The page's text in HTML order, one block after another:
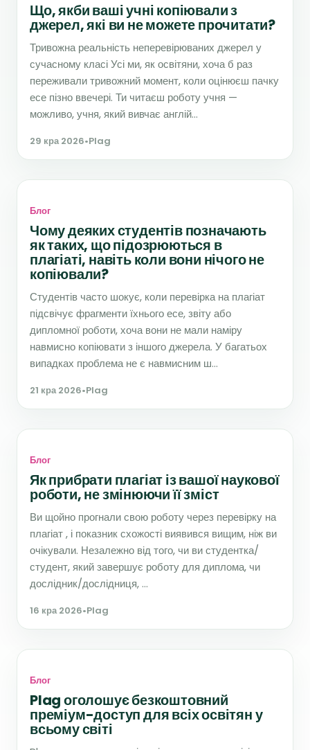
Що, якби ваші учні копіювали з
джерел, які ви не можете прочитати?
Тривожна реальність неперевірюваних джерел у
сучасному класі Усі ми, як освітяни, хоча б раз
переживали тривожний момент, коли оцінюєш пачку
есе пізно ввечері. Ти читаєш роботу учня —
можливо, учня, який вивчає англій...
29 кра 2026•Plag
Блог
Чому деяких студентів позначають
як таких, що підозрюються в
плагіаті, навіть коли вони нічого не
копіювали?
Студентів часто шокує, коли перевірка на плагіат
підсвічує фрагменти їхнього есе, звіту або
дипломної роботи, хоча вони не мали наміру
навмисно копіювати з іншого джерела. У багатьох
випадках проблема не є навмисним ш...
21 кра 2026•Plag
Блог
Як прибрати плагіат із вашої наукової
роботи, не змінюючи її зміст
Ви щойно прогнали свою роботу через перевірку на
плагіат , і показник схожості виявився вищим, ніж ви
очікували. Незалежно від того, чи ви студентка/
студент, який завершує роботу для диплома, чи
дослідник/дослідниця, ...
16 кра 2026•Plag
Блог
Plag оголошує безкоштовний
преміум-доступ для всіх освітян у
всьому світі